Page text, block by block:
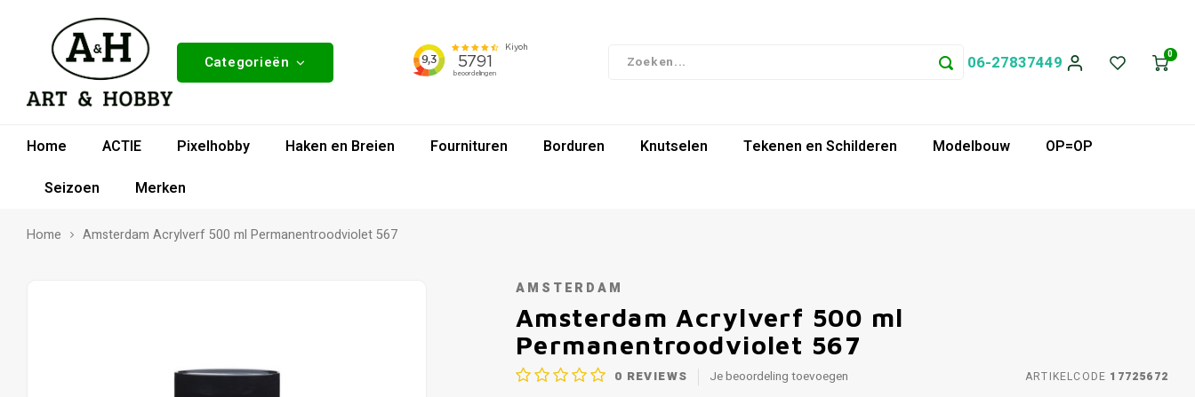
Categorieën 06-27837449 0
Home ACTIE Pixelhobby Haken en Breien Fournituren Borduren Knutselen Tekenen en Schilderen Modelbouw
OP=OP
Seizoen
Merken
Home Amsterdam Acrylverf 500 ml Permanentroodviolet 567
AMSTERDAM
Amsterdam Acrylverf 500 ml
Permanentroodviolet 567
0 REVIEWS Je beoordeling toevoegen ARTIKELCODE 17725672